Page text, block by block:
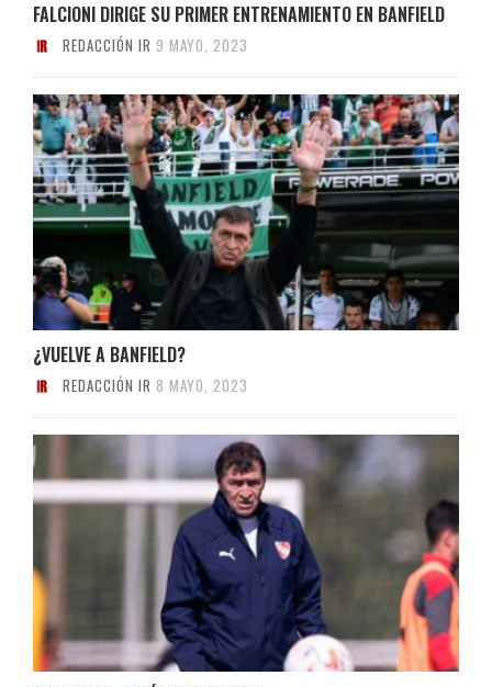
FALCIONI DIRIGE SU PRIMER ENTRENAMIENTO EN BANFIELD
REDACCIÓN IR 9 MAYO, 2023
¿VUELVE A BANFIELD?
REDACCIÓN IR 8 MAYO, 2023